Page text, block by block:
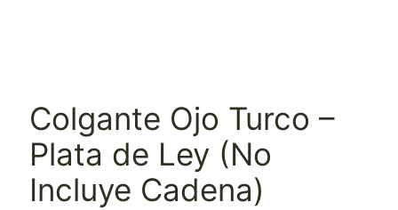
Colgante Ojo Turco –
Plata de Ley (No
Incluye Cadena)